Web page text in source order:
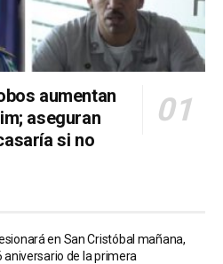
aumentan
aseguran
si no
en San Cristóbal mañana,
aniversario de la primera